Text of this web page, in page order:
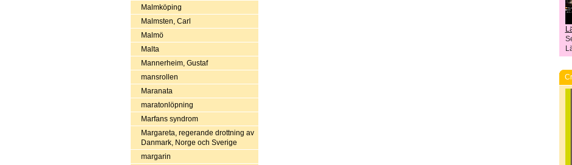
Malmköping
Malmsten, Carl
Malmö
Malta
Mannerheim, Gustaf
mansrollen
Maranata
maratonlöpning
Marfans syndrom
Margareta, regerande drottning av
Danmark, Norge och Sverige
margarin